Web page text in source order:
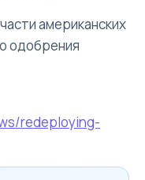
американских
одобрения
redeploying-